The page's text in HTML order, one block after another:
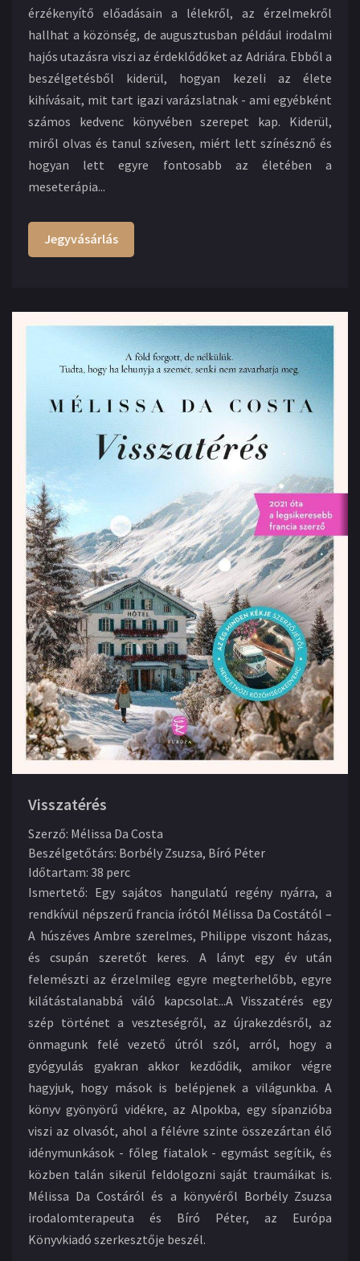
érzékenyítő előadásain a lélekről, az érzelmekről
hallhat a közönség, de augusztusban például irodalmi
hajós utazásra viszi az érdeklődőket az Adriára. Ebből a
beszélgetésből kiderül, hogyan kezeli az élete
kihívásait, mit tart igazi varázslatnak - ami egyébként
számos kedvenc könyvében szerepet kap. Kiderül,
miről olvas és tanul szívesen, miért lett színésznő és
hogyan lett egyre fontosabb az életében a
meseterápia...
Jegyvásárlás
Visszatérés
Szerző: Mélissa Da Costa
Beszélgetőtárs: Borbély Zsuzsa, Bíró Péter
Időtartam: 38 perc
Ismertető: Egy sajátos hangulatú regény nyárra, a
rendkívül népszerű francia írótól Mélissa Da Costától –
A húszéves Ambre szerelmes, Philippe viszont házas,
és csupán szeretőt keres. A lányt egy év után
felemészti az érzelmileg egyre megterhelőbb, egyre
kilátástalanabbá váló kapcsolat...A Visszatérés egy
szép történet a veszteségről, az újrakezdésről, az
önmagunk felé vezető útról szól, arról, hogy a
gyógyulás gyakran akkor kezdődik, amikor végre
hagyjuk, hogy mások is belépjenek a világunkba. A
könyv gyönyörű vidékre, az Alpokba, egy sípanzióba
viszi az olvasót, ahol a félévre szinte összezártan élő
idénymunkások - főleg fiatalok - egymást segítik, és
közben talán sikerül feldolgozni saját traumáikat is.
Mélissa Da Costáról és a könyvéről Borbély Zsuzsa
irodalomterapeuta és Bíró Péter, az Európa
Könyvkiadó szerkesztője beszél.